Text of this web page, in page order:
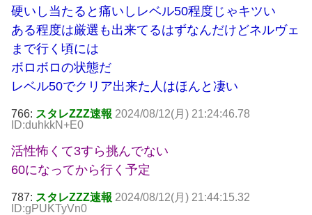
硬いし当たると痛いしレベル50程度じゃキツい
ある程度は厳選も出来てるはずなんだけどネルヴェ
まで行く頃には
ボロボロの状態だ
レベル50でクリア出来た人はほんと凄い
766: スタレZZZ速報 2024/08/12(月) 21:24:46.78
ID:duhkkN+E0
活性怖くて3すら挑んでない
60になってから行く予定
787: スタレZZZ速報 2024/08/12(月) 21:44:15.32
ID:gPUKTyVn0